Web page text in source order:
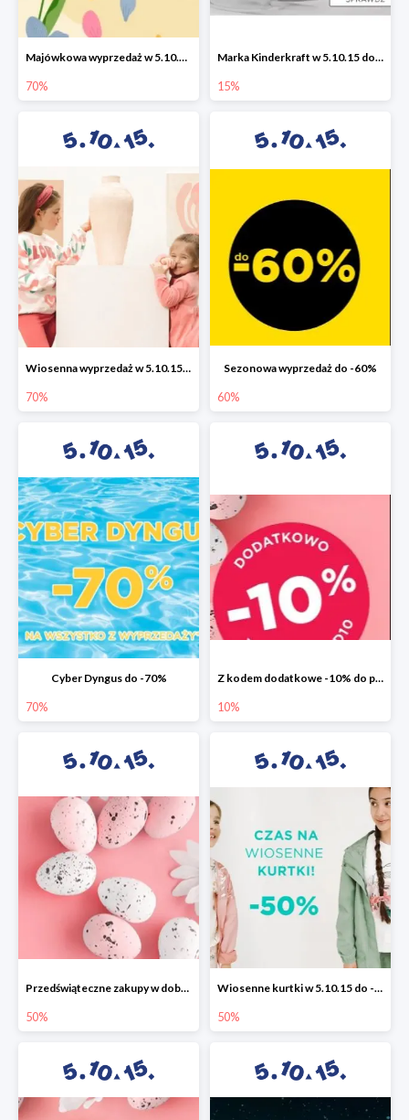
Majówkowa wyprzedaż w 5.10.15 do -70%
70%
Marka Kinderkraft w 5.10.15 do -15%
15%
Wiosenna wyprzedaż w 5.10.15 do -70%
70%
Sezonowa wyprzedaż do -60%
60%
Cyber Dyngus do -70%
70%
Z kodem dodatkowe -10% do promocji -50%!
10%
Przedświąteczne zakupy w dobrym stylu -50%
50%
Wiosenne kurtki w 5.10.15 do -50%
50%